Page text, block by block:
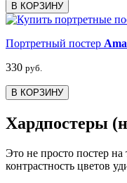
В КОРЗИНУ
Портретный постер
330 руб.
В КОРЗИНУ
Хардпостеры
Это не просто постер на
контрастность цветов